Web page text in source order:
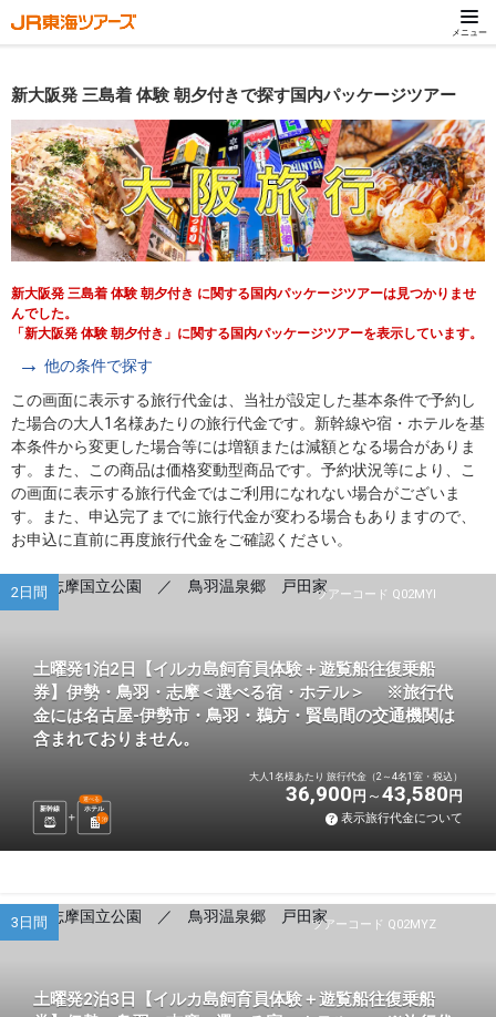
メニュー
新大阪発 三島着 体験 朝夕付きで探す国内パッケージツアー
新大阪発 三島着 体験 朝夕付き に関する国内パッケージツアーは見つかりませ
んでした。
「新大阪発 体験 朝夕付き」に関する国内パッケージツアーを表示しています。
他の条件で探す
この画面に表示する旅行代金は、当社が設定した基本条件で予約し
た場合の大人1名様あたりの旅行代金です。新幹線や宿・ホテルを基
本条件から変更した場合等には増額または減額となる場合がありま
す。また、この商品は価格変動型商品です。予約状況等により、こ
の画面に表示する旅行代金ではご利用になれない場合がございま
す。また、申込完了までに旅行代金が変わる場合もありますので、
お申込に直前に再度旅行代金をご確認ください。
ツアーコード Q02MYI
2日間
土曜発1泊2日【イルカ島飼育員体験＋遊覧船往復乗船
券】伊勢・鳥羽・志摩＜選べる宿・ホテル＞ ※旅行代
金には名古屋-伊勢市・鳥羽・鵜方・賢島間の交通機関は
含まれておりません。
新幹線 ホテル
選べる
1 泊
大人1名様あたり 旅行代金（2～4名1室・税込）
36,900 円 43,580 円
表示旅行代金について
ツアーコード Q02MYZ
3日間
土曜発2泊3日【イルカ島飼育員体験＋遊覧船往復乗船